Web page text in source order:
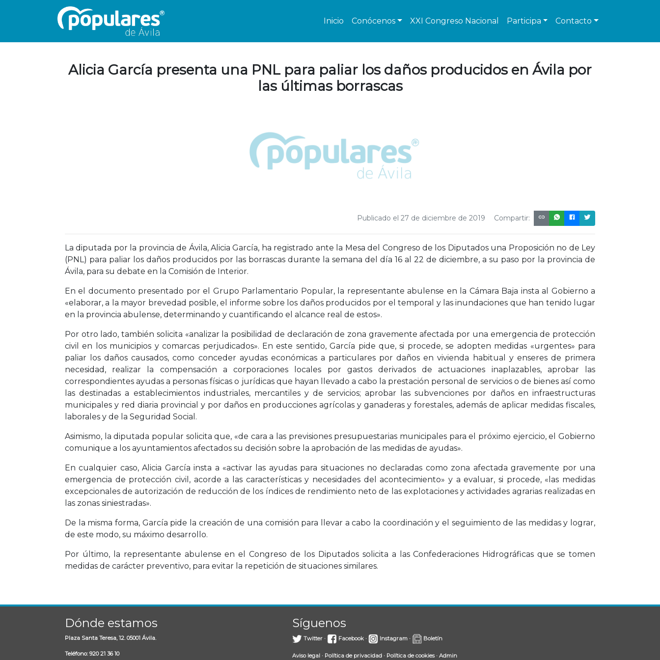
Inicio Conócenos XXI Congreso Nacional Participa Contacto
Alicia García presenta una PNL para paliar los daños producidos en Ávila por
las últimas borrascas
Compartir:
Publicado el 27 de diciembre de 2019
La diputada por la provincia de Ávila, Alicia García, ha registrado ante la Mesa del Congreso de los Diputados una Proposición no de Ley
(PNL) para paliar los daños producidos por las borrascas durante la semana del día 16 al 22 de diciembre, a su paso por la provincia de
Ávila, para su debate en la Comisión de Interior.
En el documento presentado por el Grupo Parlamentario Popular, la representante abulense en la Cámara Baja insta al Gobierno a
«elaborar, a la mayor brevedad posible, el informe sobre los daños producidos por el temporal y las inundaciones que han tenido lugar
en la provincia abulense, determinando y cuantificando el alcance real de estos».
Por otro lado, también solicita «analizar la posibilidad de declaración de zona gravemente afectada por una emergencia de protección
civil en los municipios y comarcas perjudicados». En este sentido, García pide que, si procede, se adopten medidas «urgentes» para
paliar los daños causados, como conceder ayudas económicas a particulares por daños en vivienda habitual y enseres de primera
necesidad, realizar la compensación a corporaciones locales por gastos derivados de actuaciones inaplazables, aprobar las
correspondientes ayudas a personas físicas o jurídicas que hayan llevado a cabo la prestación personal de servicios o de bienes así como
las destinadas a establecimientos industriales, mercantiles y de servicios; aprobar las subvenciones por daños en infraestructuras
municipales y red diaria provincial y por daños en producciones agrícolas y ganaderas y forestales, además de aplicar medidas fiscales,
laborales y de la Seguridad Social.
Asimismo, la diputada popular solicita que, «de cara a las previsiones presupuestarias municipales para el próximo ejercicio, el Gobierno
comunique a los ayuntamientos afectados su decisión sobre la aprobación de las medidas de ayudas».
En cualquier caso, Alicia García insta a «activar las ayudas para situaciones no declaradas como zona afectada gravemente por una
emergencia de protección civil, acorde a las características y necesidades del acontecimiento» y a evaluar, si procede, «las medidas
excepcionales de autorización de reducción de los índices de rendimiento neto de las explotaciones y actividades agrarias realizadas en
las zonas siniestradas».
De la misma forma, García pide la creación de una comisión para llevar a cabo la coordinación y el seguimiento de las medidas y lograr,
de este modo, su máximo desarrollo.
Por último, la representante abulense en el Congreso de los Diputados solicita a las Confederaciones Hidrográficas que se tomen
medidas de carácter preventivo, para evitar la repetición de situaciones similares.
Dónde estamos
Plaza Santa Teresa, 12. 05001 Ávila.
Teléfono: 920 21 36 10
Síguenos
Twitter· Facebook· Instagram· Boletín
Aviso legal· Política de privacidad· Política de cookies· Admin